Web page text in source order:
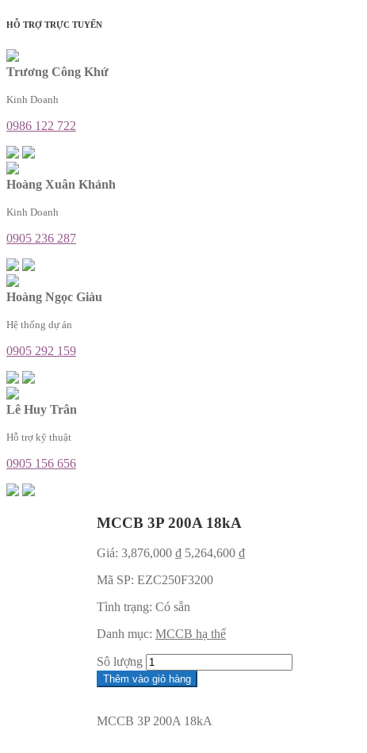
HỖ TRỢ TRỰC TUYẾN
Trương Công Khứ
Kinh Doanh
0986 122 722
Hoàng Xuân Khánh
Kinh Doanh
0905 236 287
Hoàng Ngọc Giàu
Hệ thống dự án
0905 292 159
Lê Huy Trân
Hỗ trợ kỹ thuật
0905 156 656
MCCB 3P 200A 18kA
Giá: 3,876,000 ₫ 5,264,600 ₫
Mã SP: EZC250F3200
Tình trạng: Có sẵn
Danh mục: MCCB hạ thế
Sô lượng
Thêm vào giỏ hàng
MCCB 3P 200A 18kA